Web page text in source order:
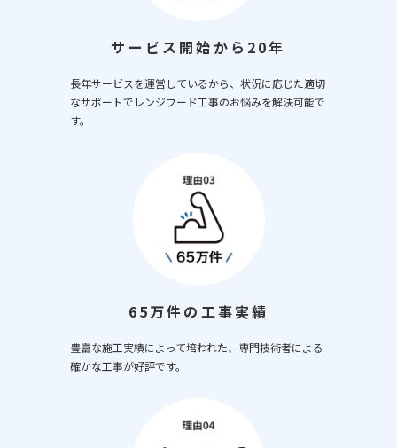
サービス開始から20年
長年サービスを運営しているから、状況に応じた適切
なサポートでレンジフード工事のお悩みを解決可能で
す。
65万件の工事実績
豊富な施工実績によって培われた、専門技術者による
確かな工事が好評です。